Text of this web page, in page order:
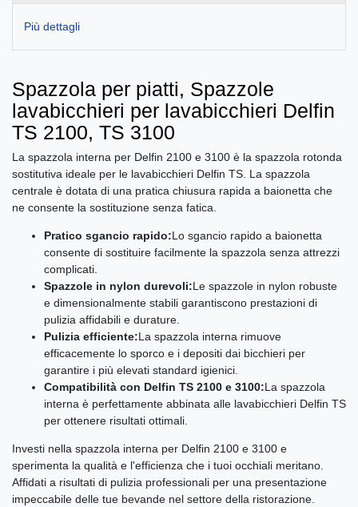
Più dettagli
Spazzola per piatti, Spazzole
lavabicchieri per lavabicchieri Delfin
TS 2100, TS 3100
La spazzola interna per Delfin 2100 e 3100 è la spazzola rotonda
sostitutiva ideale per le lavabicchieri Delfin TS. La spazzola
centrale è dotata di una pratica chiusura rapida a baionetta che
ne consente la sostituzione senza fatica.
Pratico sgancio rapido:Lo sgancio rapido a baionetta
consente di sostituire facilmente la spazzola senza attrezzi
complicati.
Spazzole in nylon durevoli:Le spazzole in nylon robuste
e dimensionalmente stabili garantiscono prestazioni di
pulizia affidabili e durature.
Pulizia efficiente:La spazzola interna rimuove
efficacemente lo sporco e i depositi dai bicchieri per
garantire i più elevati standard igienici.
Compatibilità con Delfin TS 2100 e 3100:La spazzola
interna è perfettamente abbinata alle lavabicchieri Delfin TS
per ottenere risultati ottimali.
Investi nella spazzola interna per Delfin 2100 e 3100 e
sperimenta la qualità e l'efficienza che i tuoi occhiali meritano.
Affidati a risultati di pulizia professionali per una presentazione
impeccabile delle tue bevande nel settore della ristorazione.